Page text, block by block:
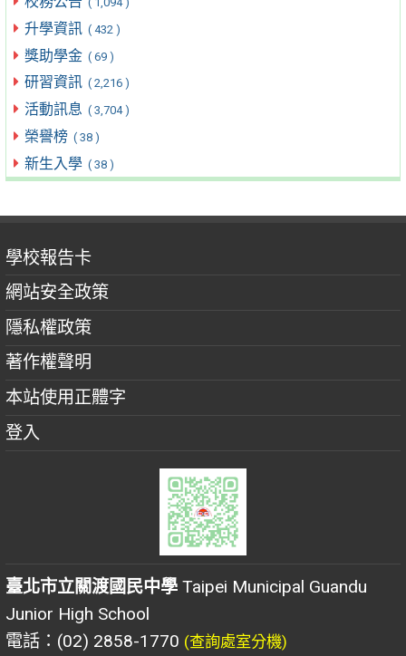
升學資訊 ( 432 )
獎助學金 ( 69 )
研習資訊 ( 2,216 )
活動訊息 ( 3,704 )
榮譽榜 ( 38 )
新生入學 ( 38 )
學校報告卡
網站安全政策
隱私權政策
著作權聲明
本站使用正體字
登入
臺北市立關渡國民中學 Taipei Municipal Guandu
Junior High School
電話：(02) 2858-1770 (查詢處室分機)